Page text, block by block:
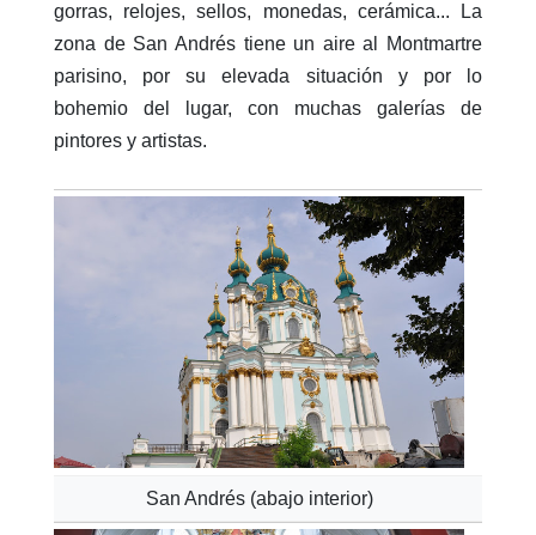
gorras, relojes, sellos, monedas, cerámica... La
zona de San Andrés tiene un aire al Montmartre
parisino, por su elevada situación y por lo
bohemio del lugar, con muchas galerías de
pintores y artistas.
San Andrés (abajo interior)